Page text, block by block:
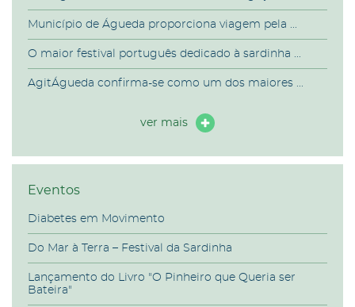
Município de Águeda proporciona viagem pela ...
O maior festival português dedicado à sardinha ...
AgitÁgueda confirma-se como um dos maiores ...
ver mais
Eventos
Diabetes em Movimento
Do Mar à Terra – Festival da Sardinha
Lançamento do Livro "O Pinheiro que Queria ser
Bateira"